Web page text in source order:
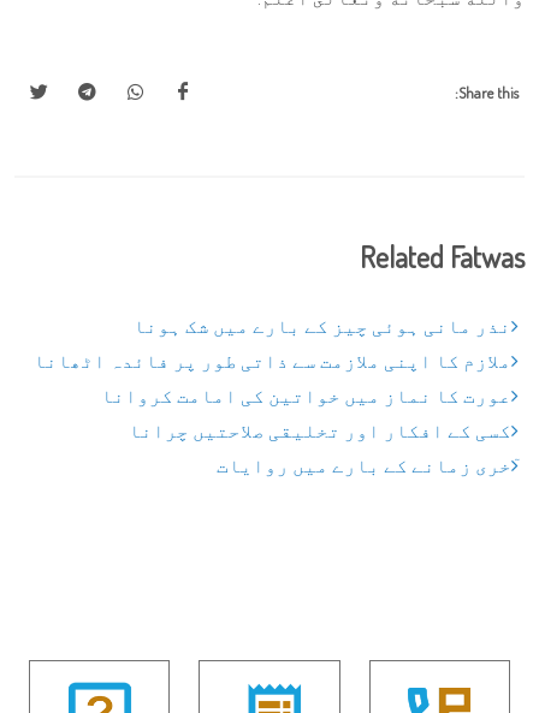
Share this:
Related Fatwas
نذر مانی ہوئی چیز کے بارے میں شک ہونا
ملازم کا اپنی ملازمت سے ذاتی طور پر فائدہ اٹھانا
عورت کا نماز میں خواتین کی امامت کروانا
کسی کے افکار اور تخلیقی صلاحتیں چرانا
ٓخری زمانے کے بارے میں روایات